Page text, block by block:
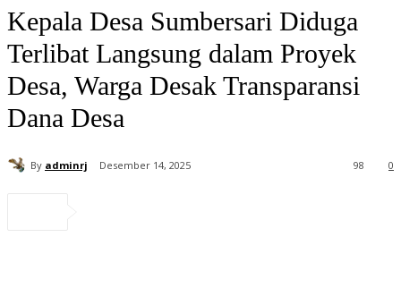
Kepala Desa Sumbersari Diduga
Terlibat Langsung dalam Proyek
Desa, Warga Desak Transparansi
Dana Desa
By adminrj Desember 14, 2025 0
98